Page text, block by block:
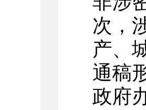
次，
产、
通稿
政府